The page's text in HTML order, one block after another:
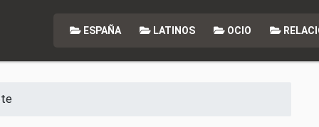
ESPAÑA LATINOS OCIO